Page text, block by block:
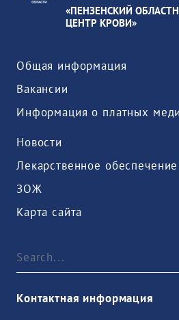
«ПЕНЗЕНСКИЙ
ЦЕНТР КРОВИ»
Общая информация
Вакансии
Новости
Лекарственное обеспечение
ЗОЖ
Карта сайта
Контактная информация